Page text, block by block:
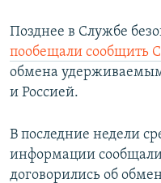
Позднее в Службе
пообещали сообщить
обмена
и Россией. ​
В последние недели
информации
договорились об